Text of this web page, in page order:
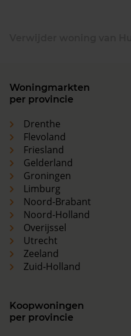
Woningmarkten
per provincie
Drenthe
Flevoland
Friesland
Gelderland
Groningen
Limburg
Noord-Brabant
Noord-Holland
Overijssel
Utrecht
Zeeland
Zuid-Holland
Koopwoningen
per provincie